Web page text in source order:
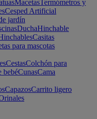
MacetasTermómetros y
Cesped Artificial
jardín
DuchaHinchable
Casitas
para mascotas
CestasColchón para
bebéCunasCama
CapazosCarrito ligero